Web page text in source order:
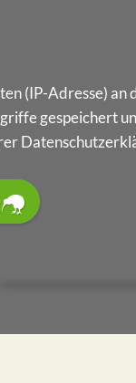
(IP-Adresse) an
gespeichert